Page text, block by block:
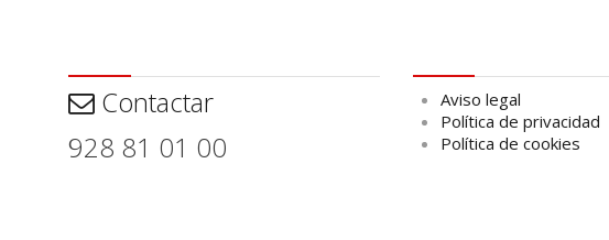
Contactar
928 81 01 00
Aviso legal
Política de privacidad
Política de cookies